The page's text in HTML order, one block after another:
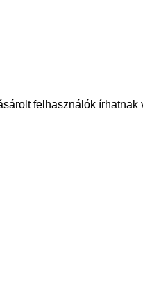
felhasználók írhatnak